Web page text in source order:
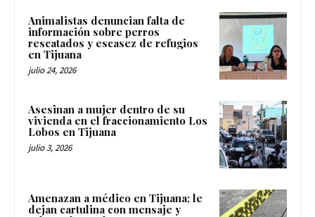
Animalistas denuncian falta de
información sobre perros
rescatados y escasez de refugios
en Tijuana
julio 24, 2026
Asesinan a mujer dentro de su
vivienda en el fraccionamiento Los
Lobos en Tijuana
julio 3, 2026
Amenazan a médico en Tijuana; le
dejan cartulina con mensaje y